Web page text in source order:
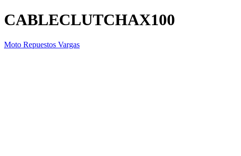
CABLECLUTCHAX100
Moto Repuestos Vargas